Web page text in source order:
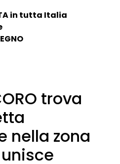
in tutta Italia
trova
nella zona